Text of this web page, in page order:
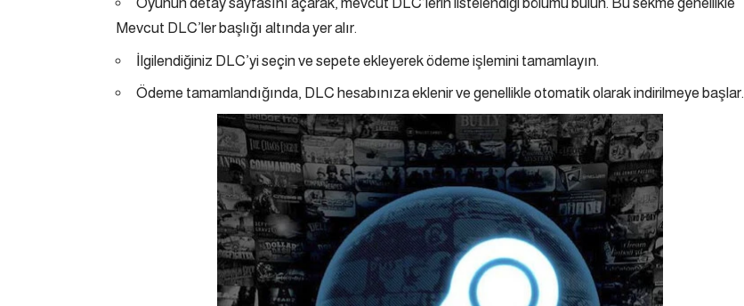
Mevcut DLC’ler başlığı altında yer alır.
İlgilendiğiniz DLC’yi seçin ve sepete ekleyerek ödeme işlemini tamamlayın.
Ödeme tamamlandığında, DLC hesabınıza eklenir ve genellikle otomatik olarak indirilmeye başlar.